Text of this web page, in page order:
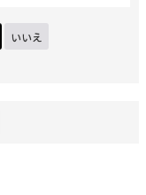
いいえ